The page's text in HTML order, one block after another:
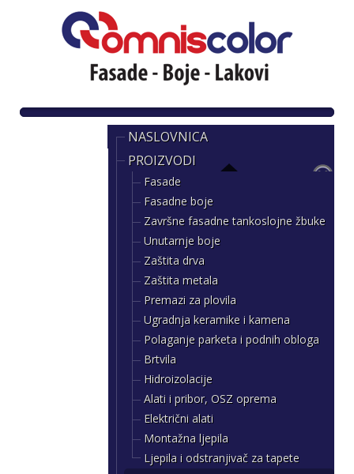
NASLOVNICA
PROIZVODI
Fasade
Fasadne boje
Završne fasadne tankoslojne žbuke
Unutarnje boje
Zaštita drva
Zaštita metala
Premazi za plovila
Ugradnja keramike i kamena
Polaganje parketa i podnih obloga
Brtvila
Hidroizolacije
Alati i pribor, OSZ oprema
Električni alati
Montažna ljepila
Ljepila i odstranjivač za tapete